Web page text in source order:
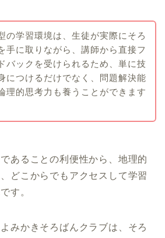
の学習環境は、生徒が実際にそろ
手に取りながら、講師から直接フ
バックを受けられるため、単に技
につけるだけでなく、問題解決能
理的思考力も養うことができます
あることの利便性から、地理的
どこからでもアクセスして学習
す。
みかきそろばんクラブは、そろ